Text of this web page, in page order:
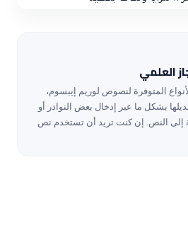
العلمي
المتوفرة لنصوص لوريم إيبسوم،
بشكل ما عبر إدخال بعض النوادر أو
إلى النص. إن كنت تريد أن تستخدم نص